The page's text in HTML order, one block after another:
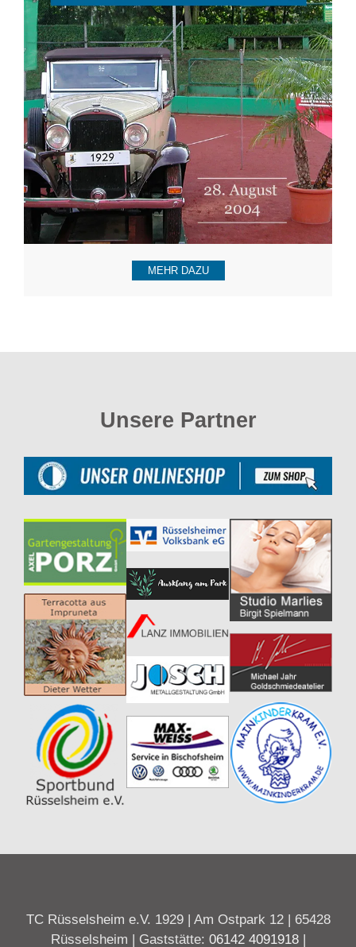
MEHR DAZU
Unsere Partner
TC Rüsselsheim e.V. 1929 | Am Ostpark 12 | 65428
Rüsselsheim | Gaststätte: 06142 4091918|